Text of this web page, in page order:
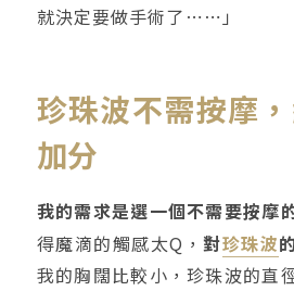
就決定要做手術了⋯⋯」
珍珠波不需按摩
加分
我的需求是選一個不需要按摩
得魔滴的觸感太Q，對珍珠波
我的胸闊比較小，珍珠波的直